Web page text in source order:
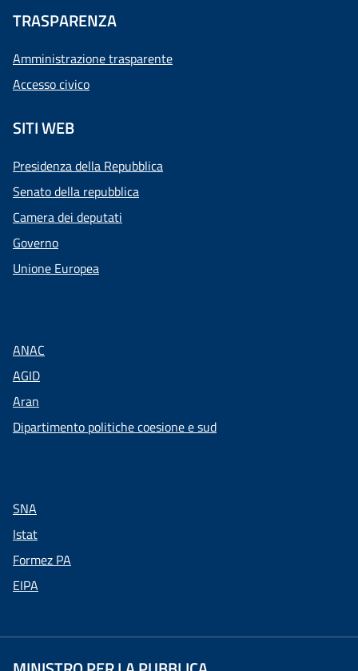
TRASPARENZA
Amministrazione trasparente
Accesso civico
SITI WEB
Presidenza della Repubblica
Senato della repubblica
Camera dei deputati
Governo
Unione Europea
ANAC
AGID
Aran
Dipartimento politiche coesione e sud
SNA
Istat
Formez PA
EIPA